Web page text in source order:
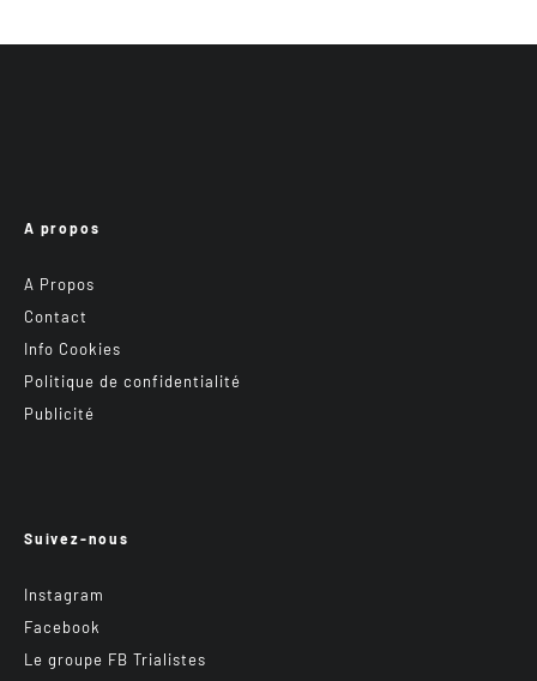
A propos
A Propos
Contact
Info Cookies
Politique de confidentialité
Publicité
Suivez-nous
Instagram
Facebook
Le groupe FB Trialistes